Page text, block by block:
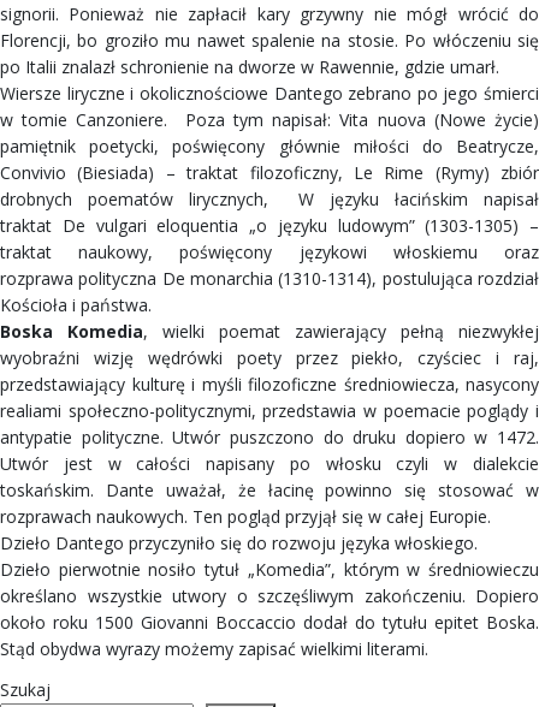
signorii. Ponieważ nie zapłacił kary grzywny nie mógł wrócić do
Florencji, bo groziło mu nawet spalenie na stosie. Po włóczeniu się
po Italii znalazł schronienie na dworze w Rawennie, gdzie umarł.
Wiersze liryczne i okolicznościowe Dantego zebrano po jego śmierci
w tomie Canzoniere. Poza tym napisał: Vita nuova (Nowe życie)
pamiętnik poetycki, poświęcony głównie miłości do Beatrycze,
Convivio (Biesiada) – traktat filozoficzny, Le Rime (Rymy) zbiór
drobnych poematów lirycznych, W języku łacińskim napisał
traktat De vulgari eloquentia „o języku ludowym” (1303-1305) –
traktat naukowy, poświęcony językowi włoskiemu oraz
rozprawa polityczna De monarchia (1310-1314), postulująca rozdział
Kościoła i państwa.
Boska Komedia, wielki poemat zawierający pełną niezwykłej
wyobraźni wizję wędrówki poety przez piekło, czyściec i raj,
przedstawiający kulturę i myśli filozoficzne średniowiecza, nasycony
realiami społeczno-politycznymi, przedstawia w poemacie poglądy i
antypatie polityczne. Utwór puszczono do druku dopiero w 1472.
Utwór jest w całości napisany po włosku czyli w dialekcie
toskańskim. Dante uważał, że łacinę powinno się stosować w
rozprawach naukowych. Ten pogląd przyjął się w całej Europie.
Dzieło Dantego przyczyniło się do rozwoju języka włoskiego.
Dzieło pierwotnie nosiło tytuł „Komedia”, którym w średniowieczu
określano wszystkie utwory o szczęśliwym zakończeniu. Dopiero
około roku 1500 Giovanni Boccaccio dodał do tytułu epitet Boska.
Stąd obydwa wyrazy możemy zapisać wielkimi literami.
Szukaj